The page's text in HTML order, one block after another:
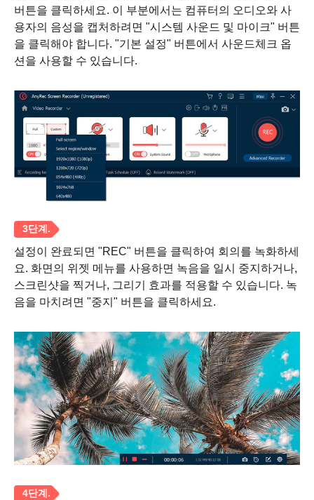
1 단계.
버튼을 클릭하세요. 이 부분에서는 컴퓨터의 오디오와 사
용자의 음성을 캡처하려면 "시스템 사운드 및 마이크" 버튼
을 클릭해야 합니다. "기본 설정" 버튼에서 사운드체크 옵
션을 사용할 수 있습니다.
설정이 완료되면 "REC" 버튼을 클릭하여 회의를 녹화하세
요. 화면의 위젯 메뉴를 사용하면 녹음을 일시 중지하거나,
스크린샷을 찍거나, 그리기 효과를 적용할 수 있습니다. 녹
음을 마치려면 "중지" 버튼을 클릭하세요.